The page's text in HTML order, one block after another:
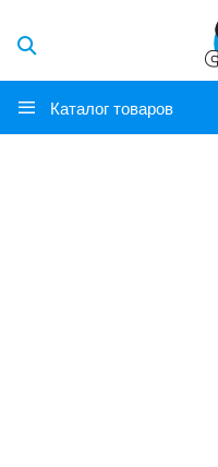
Каталог товаров